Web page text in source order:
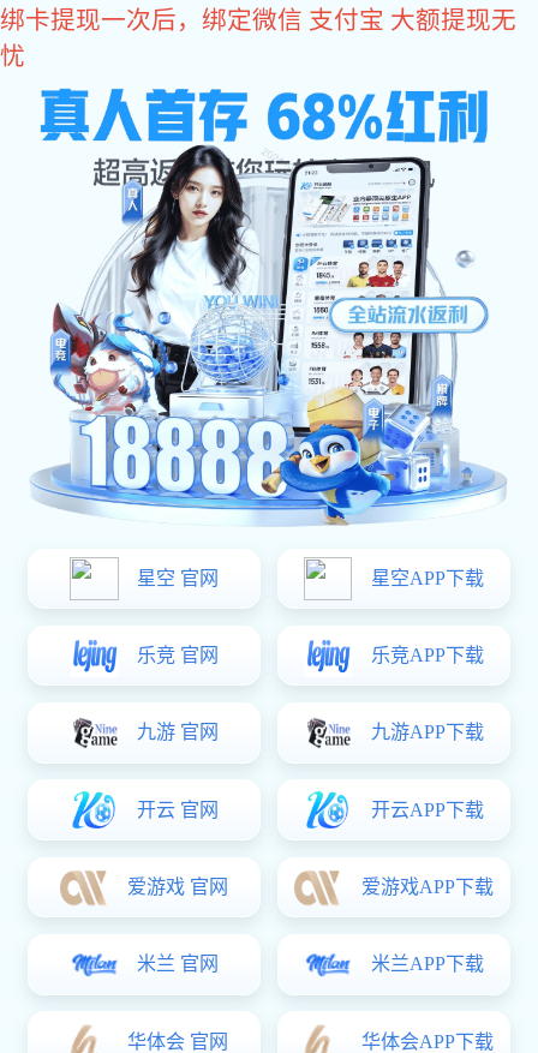
Warning: Trying to access array offset on false in
/var/www/hswl/user149/html/IncludeFiles/news-detail-
common.php
on line350
xk星空体育
首 页>方案>方案
旅游公司网站建设
2024-01-24
01东莞旅游行业网站建设的需求
旅游行业网站建设解决方案必须有足够的能力和经验帮助旅行社走上
B2B和B2C需求，网站制作完成后应该在稳定性、可管理性等方面具
有优势。
计，1999年，我国全年共接待海外游客7270万，国内出游人数达7.19
亿人次，旅游业总收入逾4000亿元人民币。据旅游组织预测，将成为
21世纪全球大的旅游市场。进入2000年，随着国家扩大内需政策的进
一步推动，以“五一”为龙头的假日旅游经济更是异常火爆，拉动了旅
与此同时，旅游行业电子商务也成为旅游业乃至互联网行业的热点之
一，它的赢利前景更是为业界所看好。目前与旅游相关的网站大大小
小已有650多家，并且成就了华夏旅游网、携程旅游网、青旅在线等
少数颇具知名度和影响力的品牌网站。